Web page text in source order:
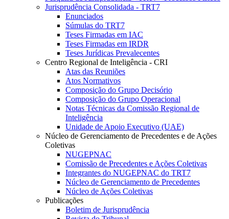
Jurisprudência Consolidada - TRT7
Enunciados
Súmulas do TRT7
Teses Firmadas em IAC
Teses Firmadas em IRDR
Teses Jurídicas Prevalecentes
Centro Regional de Inteligência - CRI
Atas das Reuniões
Atos Normativos
Composição do Grupo Decisório
Composição do Grupo Operacional
Notas Técnicas da Comissão Regional de
Inteligência
Unidade de Apoio Executivo (UAE)
Núcleo de Gerenciamento de Precedentes e de Ações
Coletivas
NUGEPNAC
Comissão de Precedentes e Ações Coletivas
Integrantes do NUGEPNAC do TRT7
Núcleo de Gerenciamento de Precedentes
Núcleo de Ações Coletivas
Publicações
Boletim de Jurisprudência